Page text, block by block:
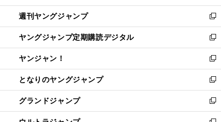
開
く
ウ
で
開
く
ン
ド
ウ
で
開
く
ウ
ィ
ン
ド
ウ
で
開
く
週刊ヤングジャンプ
新
し
い
ウ
ィ
ン
ド
ウ
で
開
ヤングジャンプ定期購読デジタル
新
し
い
ウ
ィ
ン
ド
ウ
ヤンジャン！
新
し
い
ウ
ィ
ン
となりのヤングジャンプ
新
し
い
ウ
グランドジャンプ
新
し